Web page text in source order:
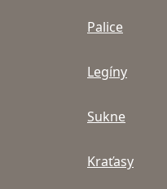
Palice
Legíny
Sukne
Kraťasy